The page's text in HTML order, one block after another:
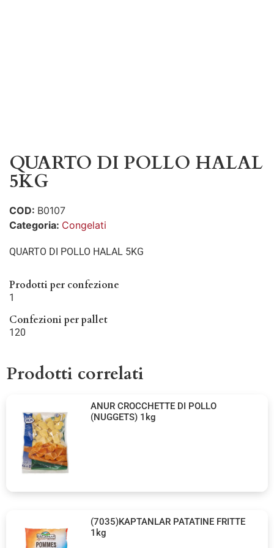
QUARTO DI POLLO HALAL
5KG
COD: B0107
Categoria: Congelati
QUARTO DI POLLO HALAL 5KG
Prodotti per confezione
1
Confezioni per pallet
120
Prodotti correlati
ANUR CROCCHETTE DI POLLO
(NUGGETS) 1kg
(7035)KAPTANLAR PATATINE FRITTE
1kg